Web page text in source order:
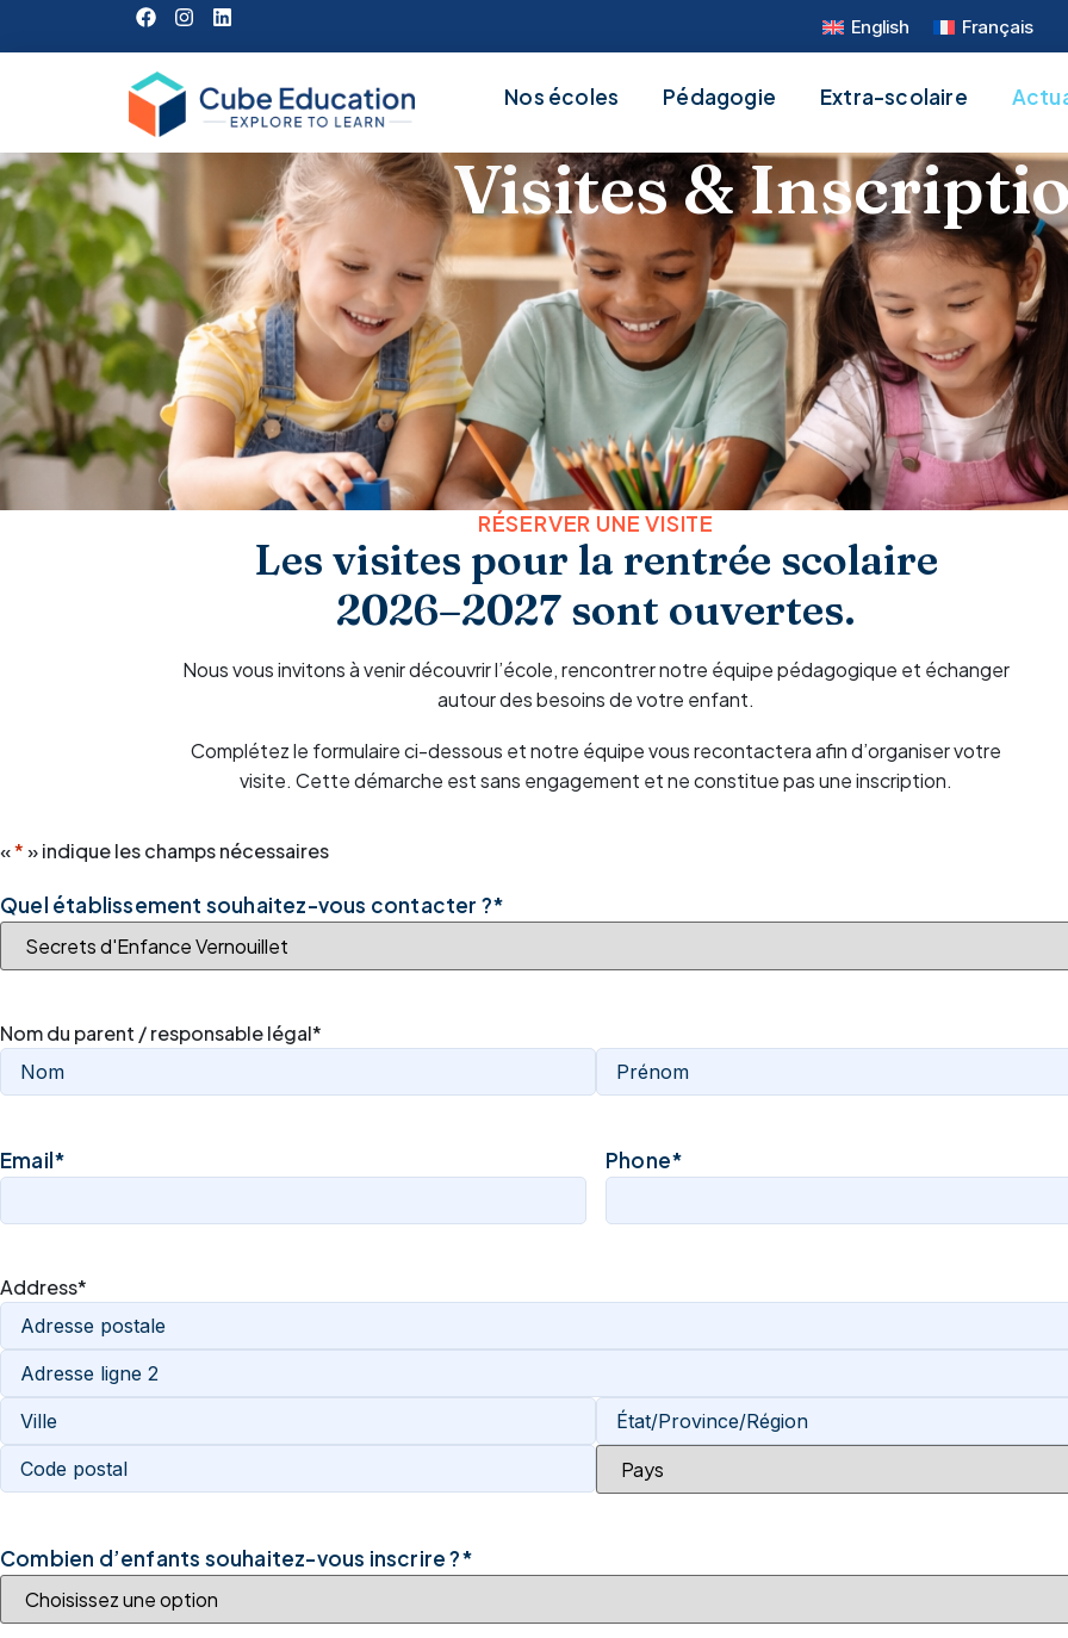
English Français
Nos écoles Pédagogie Extra-scolaire
Visites &
RÉSERVER UNE VISITE
Les visites pour la rentrée scolaire
2026–2027 sont ouvertes.
Nous vous invitons à venir découvrir l’école, rencontrer notre équipe pédagogique et échanger
autour des besoins de votre enfant.
Complétez le formulaire ci-dessous et notre équipe vous recontactera afin d’organiser votre
visite. Cette démarche est sans engagement et ne constitue pas une inscription.
«*» indique les champs nécessaires
Quel établissement souhaitez-vous contacter ?*
Nom du parent / responsable légal*
Email* Phone*
Address*
Combien d’enfants souhaitez-vous inscrire ?*